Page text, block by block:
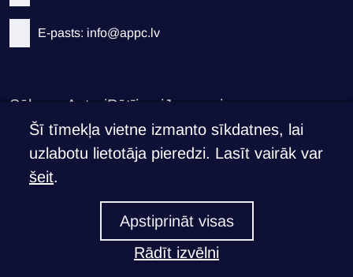
E-pasts: info@appc.lv
Sākums AutoriPētījumiJaunumi
Privātuma politika
Atbalsti APPC
Ja Tev ir svarīgi, ko mēs darām
Šī tīmekļa vietne izmanto sīkdatnes, lai
uzlabotu lietotāja pieredzi. Lasīt vairāk var
šeit.
Apstiprināt visas
Rādīt izvēlni